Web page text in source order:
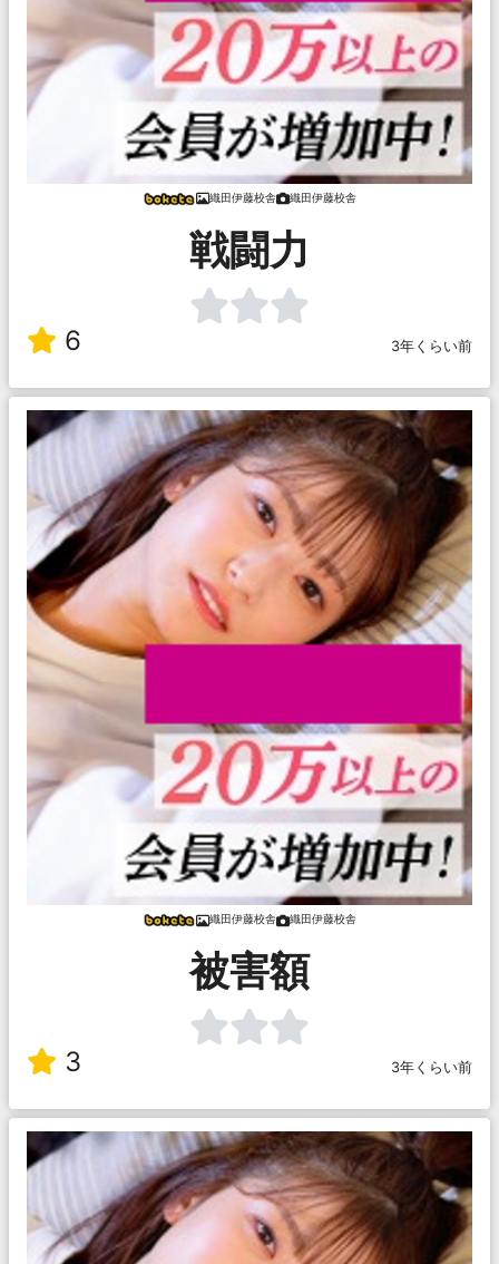
織田伊藤校舎 織田伊藤校舎
戦闘力
6 3年くらい前
織田伊藤校舎 織田伊藤校舎
被害額
3 3年くらい前